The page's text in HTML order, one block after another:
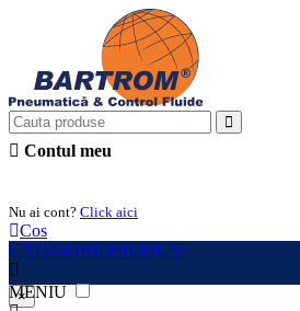
Contul meu
Nu ai cont? Click aici
Cos
CATEGORII PRODUSE
MENIU
×